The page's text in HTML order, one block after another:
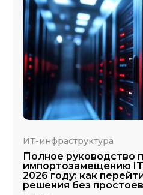
ИТ-инфраструктура
Полное руководство
импортозамещению
2026 году: как
решения без